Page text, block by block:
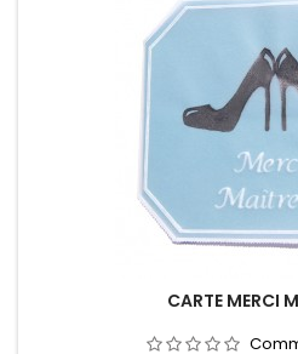
CARTE MERCI